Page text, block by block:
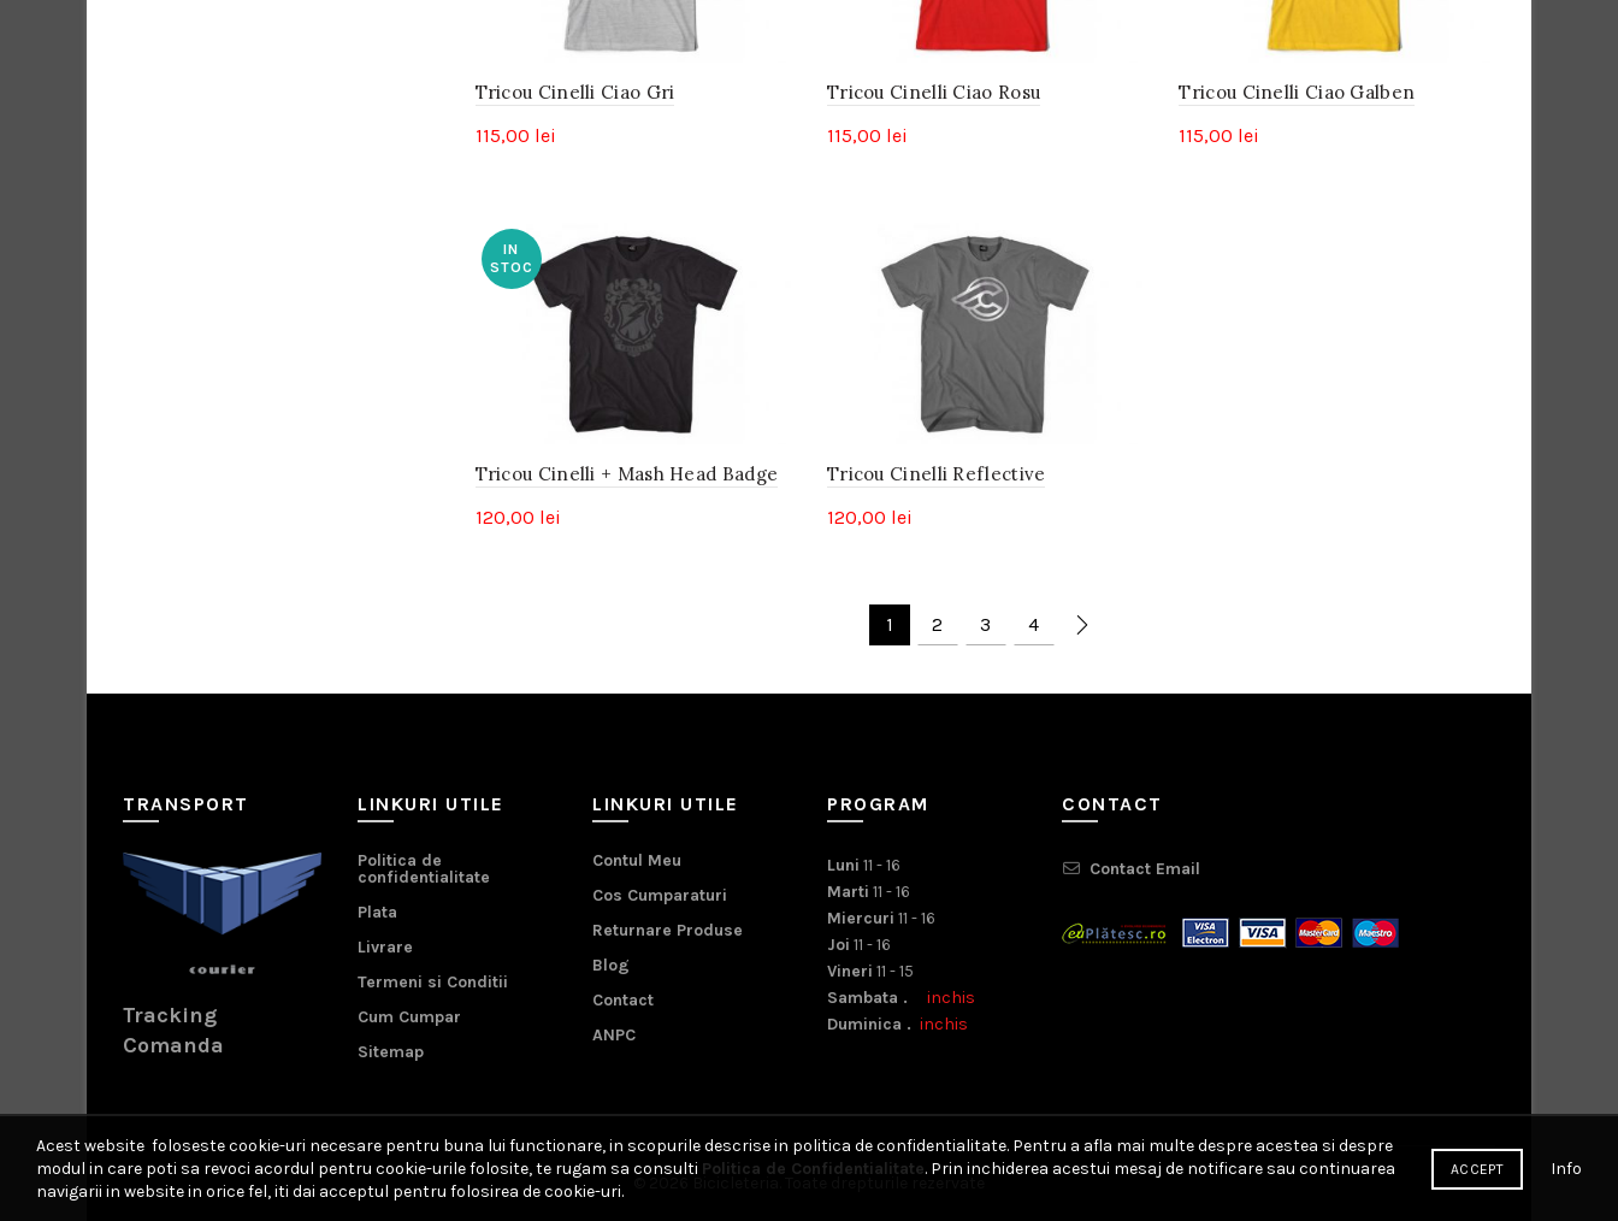
Tricou Cinelli Ciao Gri
115,00 lei
Tricou Cinelli Ciao Rosu
115,00 lei
Tricou Cinelli Ciao Galben
115,00 lei
IN
STOC
Tricou Cinelli + Mash Head Badge
120,00 lei
Tricou Cinelli Reflective
120,00 lei
1 2 3 4
TRANSPORT
Tracking
Comanda
LINKURI UTILE
Politica de
confidentialitate
Plata
Livrare
Termeni si Conditii
Cum Cumpar
Sitemap
LINKURI UTILE
Contul Meu
Cos Cumparaturi
Returnare Produse
Blog
Contact
ANPC
PROGRAM
Luni 11 - 16
Marti 11 - 16
Miercuri 11 - 16
Joi 11 - 16
Vineri 11 - 15
Sambata . inchis
Duminica . inchis
CONTACT
Contact Email
Acest website foloseste cookie-uri necesare pentru buna lui functionare, in scopurile descrise in politica de confidentialitate. Pentru a afla mai multe despre acestea si despre
modul in care poti sa revoci acordul pentru cookie-urile folosite, te rugam sa consulti Politica de Confidentialitate. Prin inchiderea acestui mesaj de notificare sau continuarea
navigarii in website in orice fel, iti dai acceptul pentru folosirea de cookie-uri.
ACCEPT Info